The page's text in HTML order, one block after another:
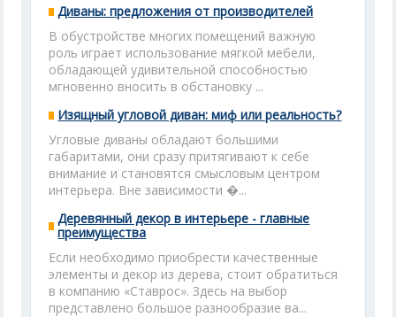
Диваны: предложения от производителей
В обустройстве многих помещений важную
роль играет использование мягкой мебели,
обладающей удивительной способностью
мгновенно вносить в обстановку ...
Изящный угловой диван: миф или реальность?
Угловые диваны обладают большими
габаритами, они сразу притягивают к себе
внимание и становятся смысловым центром
интерьера. Вне зависимости �...
Деревянный декор в интерьере - главные
преимущества
Если необходимо приобрести качественные
элементы и декор из дерева, стоит обратиться
в компанию «Ставрос». Здесь на выбор
представлено большое разнообразие ва...